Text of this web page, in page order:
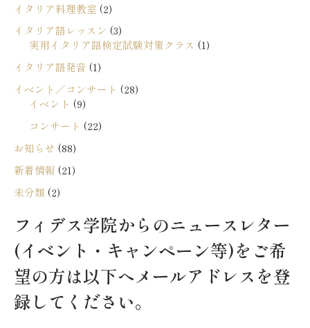
イタリア料理教室 (2)
イタリア語レッスン (3)
実用イタリア語検定試験対策クラス (1)
イタリア語発音 (1)
イベント／コンサート (28)
イベント (9)
コンサート (22)
お知らせ (88)
新着情報 (21)
未分類 (2)
フィデス学院からのニュースレター
(イベント・キャンペーン等)をご希
望の方は以下へメールアドレスを登
録してください。